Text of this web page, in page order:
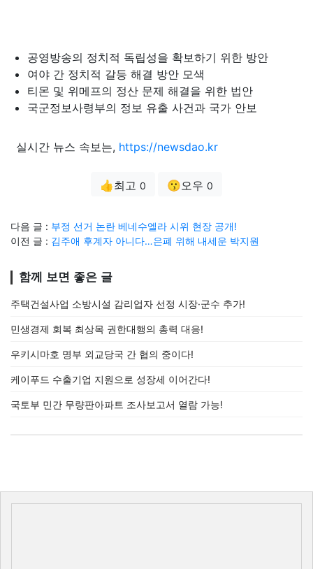
공영방송의 정치적 독립성을 확보하기 위한 방안
여야 간 정치적 갈등 해결 방안 모색
티몬 및 위메프의 정산 문제 해결을 위한 법안
국군정보사령부의 정보 유출 사건과 국가 안보
실시간 뉴스 속보는, https://newsdao.kr
👍최고 0 😗오우 0
다음 글 : 부정 선거 논란 베네수엘라 시위 현장 공개!
이전 글 : 김주애 후계자 아니다…은폐 위해 내세운 박지원
함께 보면 좋은 글
주택건설사업 소방시설 감리업자 선정 시장·군수 추가!
민생경제 회복 최상목 권한대행의 총력 대응!
우키시마호 명부 외교당국 간 협의 중이다!
케이푸드 수출기업 지원으로 성장세 이어간다!
국토부 민간 무량판아파트 조사보고서 열람 가능!